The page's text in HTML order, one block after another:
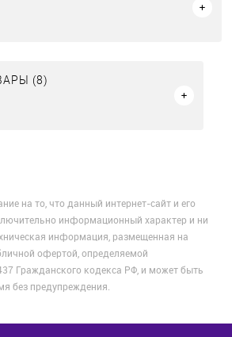
(8)
на то, что данный интернет-сайт и его
информационный характер и ни
информация, размещенная на
офертой, определяемой
Гражданского кодекса РФ, и может быть
без предупреждения.